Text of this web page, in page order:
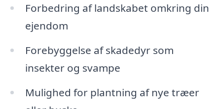
Forbedring af landskabet omkring din
ejendom
Forebyggelse af skadedyr som
insekter og svampe
Mulighed for plantning af nye træer